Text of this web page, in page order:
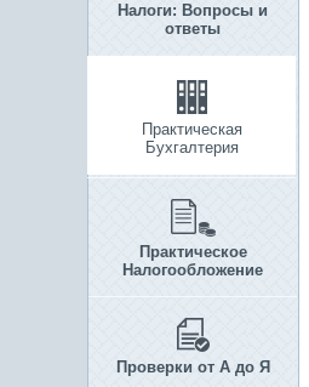
Налоги: Вопросы и
ответы
Практическая
Бухгалтерия
Практическое
Налогообложение
Проверки от А до Я